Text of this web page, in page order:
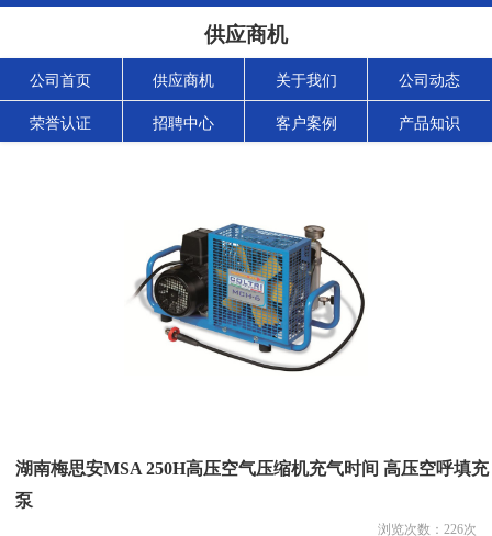
供应商机
公司首页 供应商机 关于我们 公司动态
荣誉认证 招聘中心 客户案例 产品知识
湖南梅思安MSA 250H高压空气压缩机充气时间 高压空呼填充
泵
浏览次数： 226次